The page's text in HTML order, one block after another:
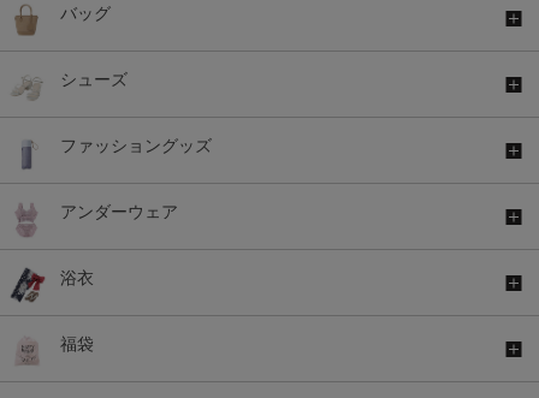
バッグ
シューズ
ファッショングッズ
アンダーウェア
浴衣
福袋